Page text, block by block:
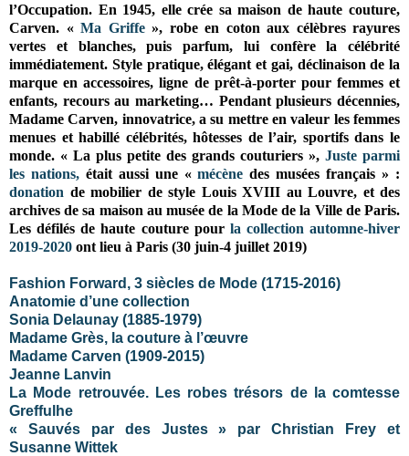
l’Occupation. En 1945, elle crée sa maison de haute couture,
Carven. « Ma Griffe», robe en coton aux célèbres rayures
vertes et blanches, puis parfum, lui confère la célébrité
immédiatement. Style pratique, élégant et gai, déclinaison de la
marque en accessoires, ligne de prêt-à-porter pour femmes et
enfants, recours au marketing… Pendant plusieurs décennies,
Madame Carven, innovatrice, a su mettre en valeur les femmes
menues et habillé célébrités, hôtesses de l’air, sportifs dans le
monde. « La plus petite des grands couturiers », Juste parmi
les nations,était aussi une «mécène des musées français » :
donation de mobilier de style Louis XVIII au Louvre, et des
archives de sa maison au musée de la Mode de la Ville de Paris.
Les défilés de haute couture pour la collection automne-hiver
2019-2020 ont lieu à Paris (30 juin-4 juillet 2019)
Fashion Forward, 3 siècles de Mode (1715-2016)
Anatomie d’une collection
Sonia Delaunay (1885-1979)
Madame Grès, la couture à l’œuvre
Madame Carven (1909-2015)
Jeanne Lanvin
La Mode retrouvée. Les robes trésors de la comtesse
Greffulhe
« Sauvés par des Justes » par Christian Frey et
Susanne Wittek